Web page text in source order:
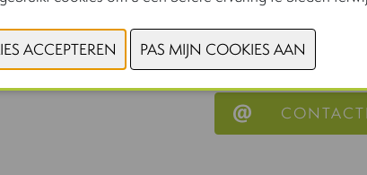
chips. Een spicy
een bacon seasoning
aanbrengen op een